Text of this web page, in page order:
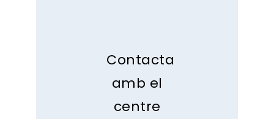
Contacta
amb el
centre